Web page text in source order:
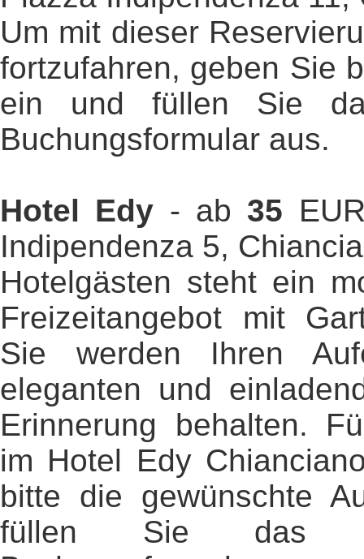
Um mit dieser
fortzufahren, geben Sie
ein und füllen Sie
Buchungsformular aus.
Hotel Edy - ab 35
Indipendenza 5,
Hotelgästen steht ein
Freizeitangebot mit
Sie werden Ihren
eleganten und
Erinnerung behalten.
im Hotel Edy
bitte die gewünschte
füllen Sie das